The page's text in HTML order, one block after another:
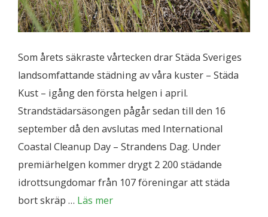
Som årets säkraste vårtecken drar Städa Sveriges
landsomfattande städning av våra kuster – Städa
Kust – igång den första helgen i april.
Strandstädarsäsongen pågår sedan till den 16
september då den avslutas med International
Coastal Cleanup Day – Strandens Dag. Under
premiärhelgen kommer drygt 2 200 städande
idrottsungdomar från 107 föreningar att städa
bort skräp … Läs mer